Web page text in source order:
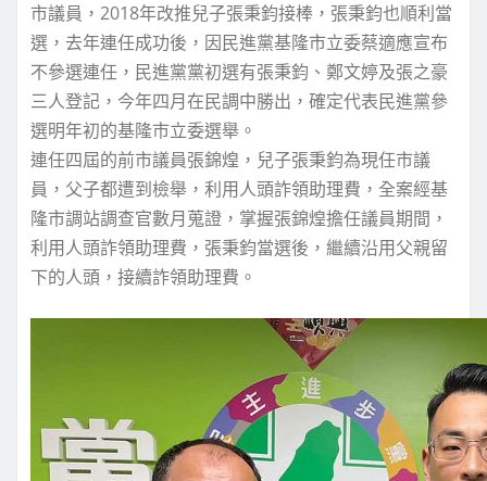
市議員，2018年改推兒子張秉鈞接棒，張秉鈞也順利當
選，去年連任成功後，因民進黨基隆市立委蔡適應宣布
不參選連任，民進黨黨初選有張秉鈞、鄭文婷及張之豪
三人登記，今年四月在民調中勝出，確定代表民進黨參
選明年初的基隆市立委選舉。
連任四屆的前市議員張錦煌，兒子張秉鈞為現任市議
員，父子都遭到檢舉，利用人頭詐領助理費，全案經基
隆市調站調查官數月蒐證，掌握張錦煌擔任議員期間，
利用人頭詐領助理費，張秉鈞當選後，繼續沿用父親留
下的人頭，接續詐領助理費。